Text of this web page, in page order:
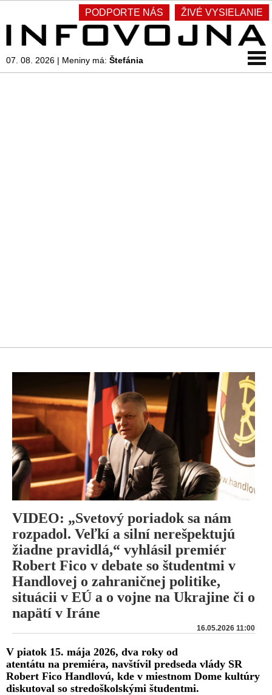
PODPORTE NÁS ŽIVÉ VYSIELANIE
07. 08. 2026 | Meniny má: Štefánia
VIDEO: „Svetový poriadok sa nám
rozpadol. Veľkí a silní nerešpektujú
žiadne pravidlá,“ vyhlásil premiér
Robert Fico v debate so študentmi v
Handlovej o zahraničnej politike,
situácii v EÚ a o vojne na Ukrajine či o
napätí v Iráne
16.05.2026 11:00
V piatok 15. mája 2026, dva roky od
atentátu na premiéra, navštívil predseda vlády SR
Robert Fico Handlovú, kde v miestnom Dome kultúry
diskutoval so stredoškolskými študentmi.